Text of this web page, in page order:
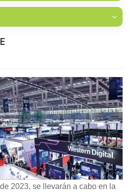
2023, se llevarán a cabo en la